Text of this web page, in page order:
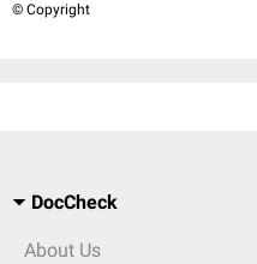
© Copyright
DocCheck
About Us